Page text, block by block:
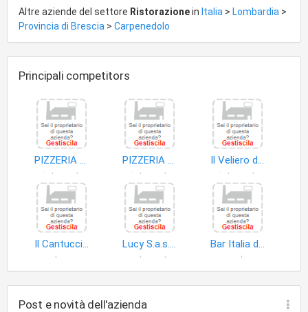
Altre aziende del settore Ristorazionein Italia > Lombardia >
Provincia di Brescia > Carpenedolo
Principali competitors
PIZZERIA DA PIO E JONNY DI SETOLA PIO
ristorante
PIZZERIA CASTELLO
ristorante
Il Veliero di El Shahat Ismaiel e C. S.a.s
ristorante
Il Cantuccio di Onorini Mara & C. S.n.c
bar
Lucy S.a.s. di Corestini Lucia e C
ristorante
Bar Italia di Bosio Maria e Cerutti Marisa S.n.c
pub
Post e novità dell'azienda